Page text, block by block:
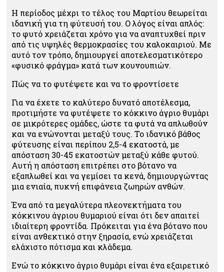
Η περίοδος μέχρι το τέλος του Μαρτίου θεωρείται
ιδανική για τη φύτευσή του. Ο λόγος είναι απλός:
το φυτό χρειάζεται χρόνο για να αναπτυχθεί πριν
από τις υψηλές θερμοκρασίες του καλοκαιριού. Με
αυτό τον τρόπο, δημιουργεί αποτελεσματικότερο
«φυσικό φράγμα» κατά των κουνουπιών.
Πώς να το φυτέψετε και να το φροντίσετε
Για να έχετε το καλύτερο δυνατό αποτέλεσμα,
προτιμήστε να φυτέψετε το κόκκινο άγριο θυμάρι
σε μικρότερες ομάδες, ώστε τα φυτά να απλωθούν
και να ενώνονται μεταξύ τους. Το ιδανικό βάθος
φύτευσης είναι περίπου 2,5-4 εκατοστά, με
απόσταση 30-45 εκατοστών μεταξύ κάθε φυτού.
Αυτή η απόσταση επιτρέπει στο βότανο να
εξαπλωθεί και να γεμίσει τα κενά, δημιουργώντας
μια ενιαία, πυκνή επιφάνεια ζωηρών ανθών.
Ένα από τα μεγαλύτερα πλεονεκτήματα του
κόκκινου άγριου θυμαριού είναι ότι δεν απαιτεί
ιδιαίτερη φροντίδα. Πρόκειται για ένα βότανο που
είναι ανθεκτικό στην ξηρασία, ενώ χρειάζεται
ελάχιστο πότισμα και κλάδεμα.
Ενώ το κόκκινο άγριο θυμάρι είναι ένα εξαιρετικό